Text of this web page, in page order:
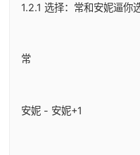
1.2.1 选择：常和安妮逼你
常
安妮 - 安妮+1